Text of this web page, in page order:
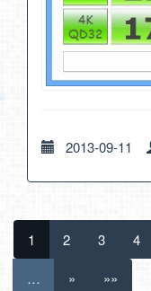
2013-09-11
1 2 3 4
… » »»